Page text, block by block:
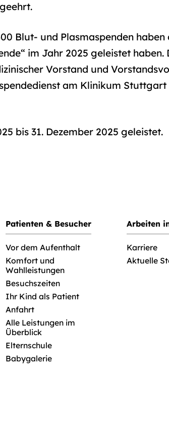
Blut‐ und Plasmaspenden
im Jahr 2025 geleistet
Vorstand und
am Klinikum
bis 31. Dezember 2025 geleistet.
Patienten & Besucher
Vor dem Aufenthalt
Komfort und
Wahlleistungen
Besuchszeiten
Ihr Kind als Patient
Anfahrt
Alle Leistungen im
Überblick
Elternschule
Babygalerie
Arbeiten
Karriere
Aktuelle